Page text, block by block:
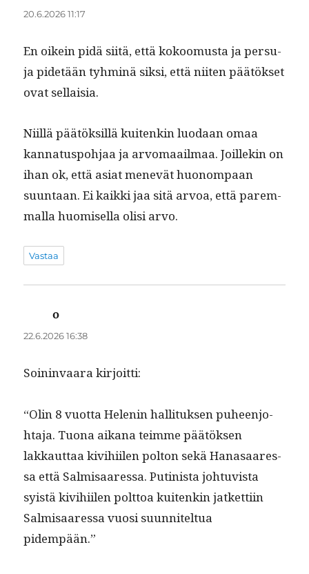
20.6.2026 11:17
En oikein pidä siitä, että kokoomus­ta ja per­su­
ja pide­tään tyh­minä sik­si, että niiten päätök­set
ovat sellaisia.
Niil­lä päätök­sil­lä kuitenkin luo­daan omaa
kan­na­tus­po­h­jaa ja arvo­maail­maa. Joillekin on
ihan ok, että asi­at menevät huonom­paan
suun­taan. Ei kaik­ki jaa sitä arvoa, että parem­
mal­la huomisel­la olisi arvo.
Vastaa
o
22.6.2026 16:38
Soin­in­vaara kirjoitti:
“Olin 8 vuot­ta Helenin hal­li­tuk­sen puheen­jo­
hta­ja. Tuona aikana teimme päätök­sen
lakkaut­taa kivi­hi­ilen polton sekä Hanasaa­res­
sa että Salmisaa­res­sa. Putin­ista johtu­vista
syistä kivi­hi­ilen polt­toa kuitenkin jatket­ti­in
Salmisaa­res­sa vuosi suun­nitel­tua
pidempään.”